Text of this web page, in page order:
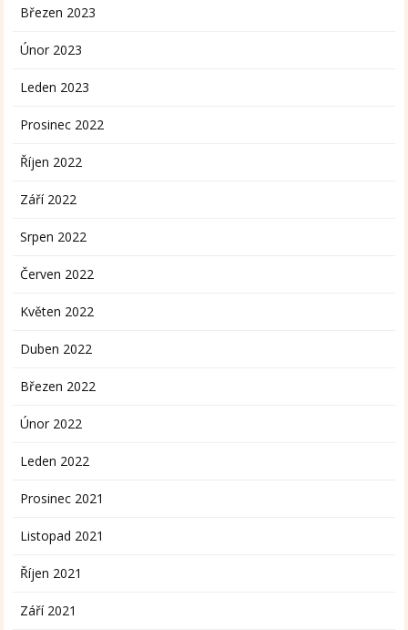
Březen 2023
Únor 2023
Leden 2023
Prosinec 2022
Říjen 2022
Září 2022
Srpen 2022
Červen 2022
Květen 2022
Duben 2022
Březen 2022
Únor 2022
Leden 2022
Prosinec 2021
Listopad 2021
Říjen 2021
Září 2021